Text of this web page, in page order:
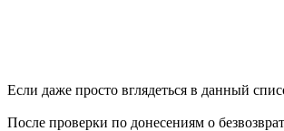
Если даже просто вглядеться в данный
После проверки по донесениям о